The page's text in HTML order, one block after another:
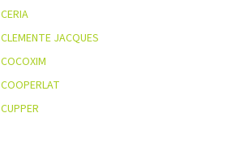
CERIA
CLEMENTE JACQUES
COCOXIM
COOPERLAT
CUPPER